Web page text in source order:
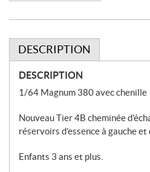
DESCRIPTION
DESCRIPTION
1/64 Magnum 380 avec chenille
Nouveau Tier 4B cheminée
réservoirs d’essence à gauche et
Enfants 3 ans et plus.